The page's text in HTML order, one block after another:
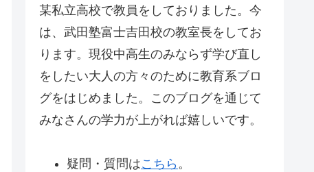
某私立高校で教員をしておりました。今
は、武田塾富士吉田校の教室長をしてお
ります。現役中高生のみならず学び直し
をしたい大人の方々のために教育系ブロ
グをはじめました。このブログを通じて
みなさんの学力が上がれば嬉しいです。
疑問・質問はこちら 。